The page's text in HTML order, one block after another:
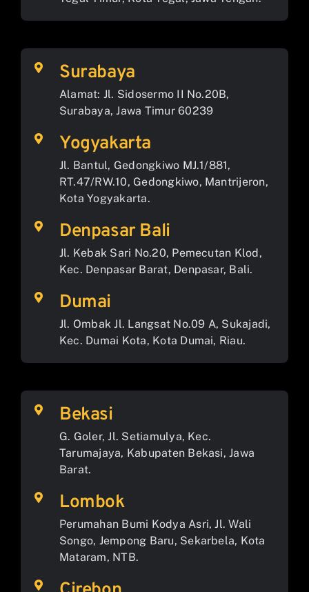
Surabaya
Alamat: Jl. Sidosermo II No.20B,
Surabaya, Jawa Timur 60239
Yogyakarta
Jl. Bantul, Gedongkiwo MJ.1/881,
RT.47/RW.10, Gedongkiwo, Mantrijeron,
Kota Yogyakarta.
Denpasar Bali
Jl. Kebak Sari No.20, Pemecutan Klod,
Kec. Denpasar Barat, Denpasar, Bali.
Dumai
Jl. Ombak Jl. Langsat No.09 A, Sukajadi,
Kec. Dumai Kota, Kota Dumai, Riau.
Bekasi
G. Goler, Jl. Setiamulya, Kec.
Tarumajaya, Kabupaten Bekasi, Jawa
Barat.
Lombok
Perumahan Bumi Kodya Asri, Jl. Wali
Songo, Jempong Baru, Sekarbela, Kota
Mataram, NTB.